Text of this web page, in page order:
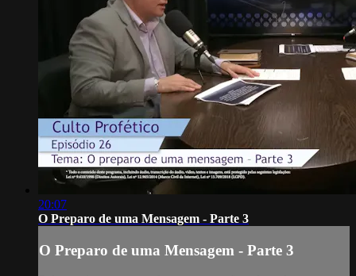
20:07
O Preparo de uma Mensagem - Parte 3
O Preparo de uma Mensagem - Parte 3